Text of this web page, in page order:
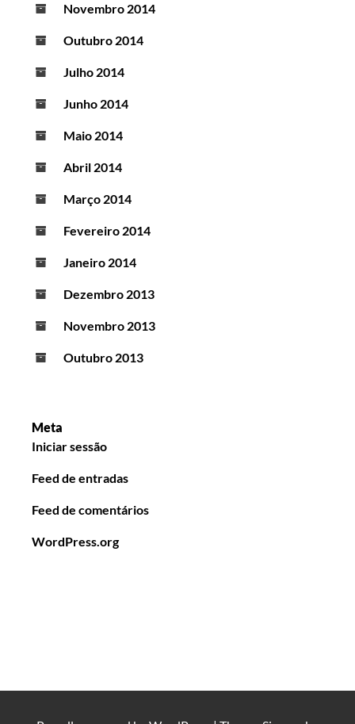
Novembro 2014
Outubro 2014
Julho 2014
Junho 2014
Maio 2014
Abril 2014
Março 2014
Fevereiro 2014
Janeiro 2014
Dezembro 2013
Novembro 2013
Outubro 2013
Meta
Iniciar sessão
Feed de entradas
Feed de comentários
WordPress.org